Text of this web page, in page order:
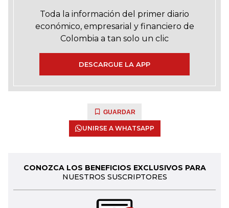
Toda la información del primer diario
económico, empresarial y financiero de
Colombia a tan solo un clic
DESCARGUE LA APP
GUARDAR
UNIRSE A WHATSAPP
CONOZCA LOS BENEFICIOS EXCLUSIVOS PARA
NUESTROS SUSCRIPTORES